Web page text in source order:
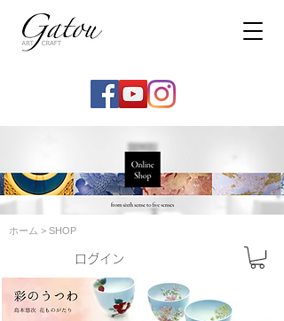
ホーム > SHOP
ログイン